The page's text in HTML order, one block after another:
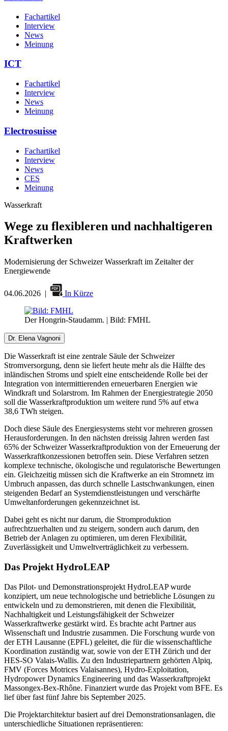
Fachartikel
Interview
News
Meinung
ICT
Fachartikel
Interview
News
Meinung
Electrosuisse
Fachartikel
Interview
News
CES
Meinung
Wasserkraft
Wege zu flexibleren und nachhaltigeren
Kraftwerken
Modernisierung der Schweizer Wasserkraft im Zeitalter der
Energiewende
04.06.2026 | In Kürze
DerHongrin-Staudamm. | Bild: FMHL
Dr. Elena Vagnoni
Die Wasserkraft ist eine zentrale Säule der Schweizer
Stromversorgung, denn sie liefert heute mehr als die Hälfte des
inländischen Stroms und spielt eine entscheidende Rolle bei der
Integration von intermittierenden erneuerbaren Energien wie
Windkraft und Solarstrom. Im Rahmen der Energiestrategie 2050
soll die Wasserkraftproduktion um weitere rund 5% auf etwa
38,6 TWh steigen.
Doch diese Säule des Energiesystems steht vor mehreren grossen
Herausforderungen. In den nächsten dreissig Jahren werden fast
65% der Schweizer Wasserkraftproduktion von der Erneuerung der
Wasserkraftkonzessionen betroffen sein. Diese Verfahren setzen
komplexe technische, ökologische und regulatorische Bewertungen
ein. Gleichzeitig müssen sich die Kraftwerke an ein Stromnetz im
Umbruch anpassen, das durch schnelle Lastschwankungen, einen
steigenden Bedarf an Systemdienstleistungen und verschärfte
Umweltanforderungen gekennzeichnet ist.
Dabei geht es nicht nur darum, die Stromproduktion
aufrechtzuerhalten und zu steigern, sondern auch darum, den
Betrieb der Anlagen zu optimieren, um deren Flexibilität,
Zuverlässigkeit und Umweltverträglichkeit zu verbessern.
Das Projekt HydroLEAP
Das Pilot- und Demonstrationsprojekt HydroLEAP wurde
konzipiert, um neue technologische und betriebliche Lösungen zu
entwickeln und zu demonstrieren, mit denen die Flexibilität,
Nachhaltigkeit und Leistungsfähigkeit der Schweizer
Wasserkraftwerke gestärkt wird. Es brachte acht Partner aus
Wissenschaft und Industrie zusammen. Die Forschung wurde von
der ETH Lausanne (EPFL) geleitet, die für die wissenschaftliche
Koordination zuständig war, sowie von der ETH Zürich und der
HES-SO Valais-Wallis. Zu den Industriepartnern gehörten Alpiq,
FMV (Forces Motrices Valaisannes), Hydro-Exploitation,
Hydropower Dynamics Engineering und das Wasserkraftprojekt
Massongex-Bex-Rhône. Finanziert wurde das Projekt vom BFE. Es
lief über fast fünf Jahre bis September 2025.
Die Projektarchitektur basiert auf drei Demonstrationsanlagen, die
unterschiedliche Situationen repräsentieren: